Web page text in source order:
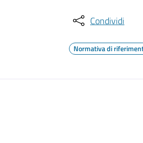
Condividi
Normativa di